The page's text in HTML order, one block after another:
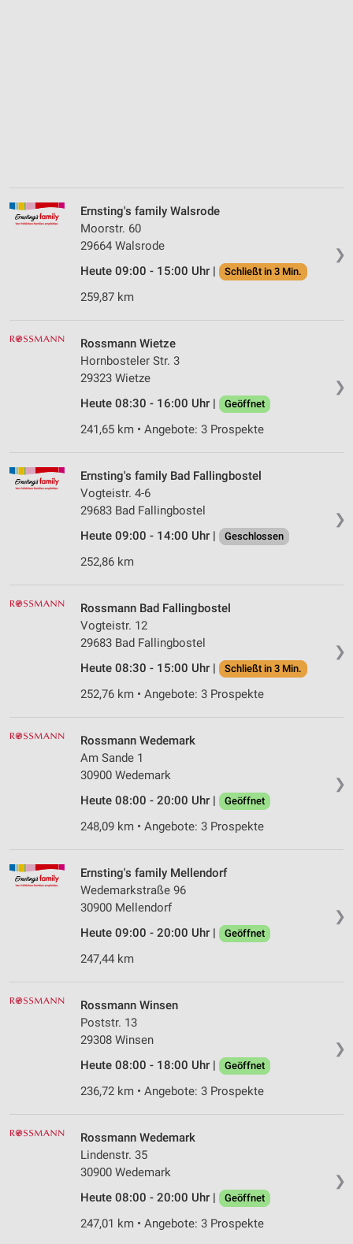
❯
Ernsting's family Walsrode
Moorstr. 60
29664 Walsrode
Heute 09:00 - 15:00 Uhr |
Schließt in 3 Min.
259,87 km
❯
Rossmann Wietze
Hornbosteler Str. 3
29323 Wietze
Heute 08:30 - 16:00 Uhr |
Geöffnet
241,65 km • Angebote: 3 Prospekte
❯
Ernsting's family Bad Fallingbostel
Vogteistr. 4-6
29683 Bad Fallingbostel
Heute 09:00 - 14:00 Uhr |
Geschlossen
252,86 km
❯
Rossmann Bad Fallingbostel
Vogteistr. 12
29683 Bad Fallingbostel
Heute 08:30 - 15:00 Uhr |
Schließt in 3 Min.
252,76 km • Angebote: 3 Prospekte
❯
Rossmann Wedemark
Am Sande 1
30900 Wedemark
Heute 08:00 - 20:00 Uhr |
Geöffnet
248,09 km • Angebote: 3 Prospekte
❯
Ernsting's family Mellendorf
Wedemarkstraße 96
30900 Mellendorf
Heute 09:00 - 20:00 Uhr |
Geöffnet
247,44 km
❯
Rossmann Winsen
Poststr. 13
29308 Winsen
Heute 08:00 - 18:00 Uhr |
Geöffnet
236,72 km • Angebote: 3 Prospekte
❯
Rossmann Wedemark
Lindenstr. 35
30900 Wedemark
Heute 08:00 - 20:00 Uhr |
Geöffnet
247,01 km • Angebote: 3 Prospekte